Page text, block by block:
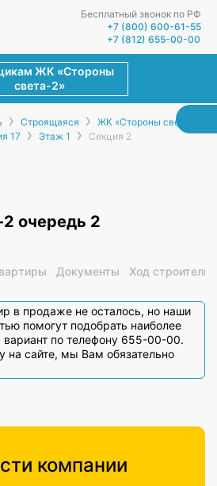
Бесплатный звонок по РФ
+7 (800) 600-61-55
+7 (812) 655-00-00
ЖК «Стороны
света-2»
› Строящаяся › ЖК «Стороны света-2»
17 › Этаж 1 › Секция 2
очередь 2
Документы Ход
в продаже не осталось, но наши
помогут подобрать наиболее
по телефону 655-00-00.
на сайте, мы Вам обязательно
компании